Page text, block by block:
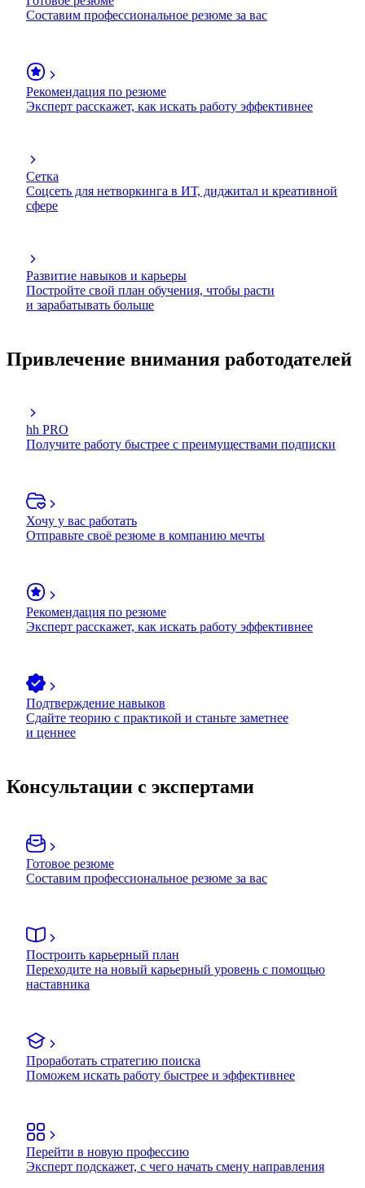
Составим профессиональное резюме за вас
Рекомендация по резюме
Эксперт расскажет, как искать работу эффективнее
Сетка
Соцсеть для нетворкинга в ИТ, диджитал и креативной
сфере
Развитие навыков и карьеры
Постройте свой план обучения, чтобы расти
и зарабатывать больше
Привлечение внимания работодателей
hh PRO
Получите работу быстрее с преимуществами подписки
Хочу у вас работать
Отправьте своё резюме в компанию мечты
Рекомендация по резюме
Эксперт расскажет, как искать работу эффективнее
Подтверждение навыков
Сдайте теорию с практикой и станьте заметнее
и ценнее
Консультации с экспертами
Готовое резюме
Составим профессиональное резюме за вас
Построить карьерный план
Переходите на новый карьерный уровень с помощью
наставника
Проработать стратегию поиска
Поможем искать работу быстрее и эффективнее
Перейти в новую профессию
Эксперт подскажет, с чего начать смену направления